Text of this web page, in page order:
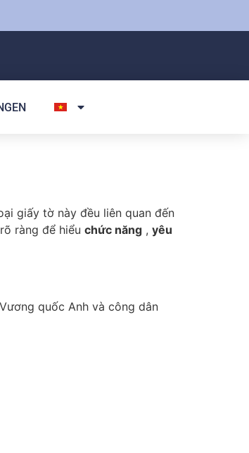
giấy tờ này đều liên quan đến
ràng để hiểu chức năng , yêu
quốc Anh và công dân